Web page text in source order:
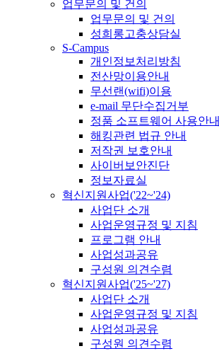
업무문의 및 건의
업무문의 및 건의
성희롱고충상담실
S-Campus
개인정보처리방침
전산망이용안내
무선랜(wifi)이용
e-mail 무단수집거부
정품 소프트웨어 사용안내
해킹관련 법규 안내
저작권 보호안내
사이버보안진단
정보자료실
혁신지원사업('22~'24)
사업단 소개
사업운영규정 및 지침
프로그램 안내
사업성과공유
구성원 의견수렴
혁신지원사업('25~'27)
사업단 소개
사업운영규정 및 지침
사업성과공유
구성원 의견수렴